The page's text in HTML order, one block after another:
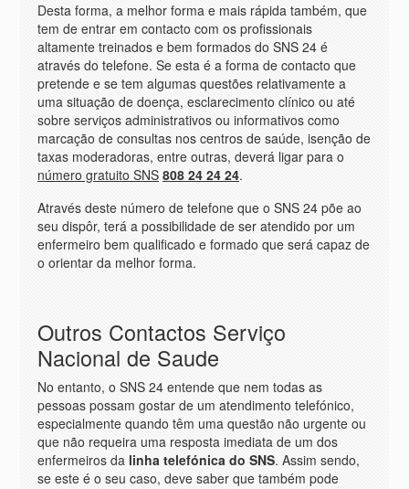
Desta forma, a melhor forma e mais rápida também, que
tem de entrar em contacto com os profissionais
altamente treinados e bem formados do SNS 24 é
através do telefone. Se esta é a forma de contacto que
pretende e se tem algumas questões relativamente a
uma situação de doença, esclarecimento clínico ou até
sobre serviços administrativos ou informativos como
marcação de consultas nos centros de saúde, isenção de
taxas moderadoras, entre outras, deverá ligar para o
número gratuito SNS 808 24 24 24.
Através deste número de telefone que o SNS 24 põe ao
seu dispôr, terá a possibilidade de ser atendido por um
enfermeiro bem qualificado e formado que será capaz de
o orientar da melhor forma.
Outros Contactos Serviço
Nacional de Saude
No entanto, o SNS 24 entende que nem todas as
pessoas possam gostar de um atendimento telefónico,
especialmente quando têm uma questão não urgente ou
que não requeira uma resposta imediata de um dos
enfermeiros da linha telefónica do SNS. Assim sendo,
se este é o seu caso, deve saber que também pode